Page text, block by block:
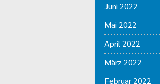
Juni 2022
Mai 2022
April 2022
März 2022
Februar 2022